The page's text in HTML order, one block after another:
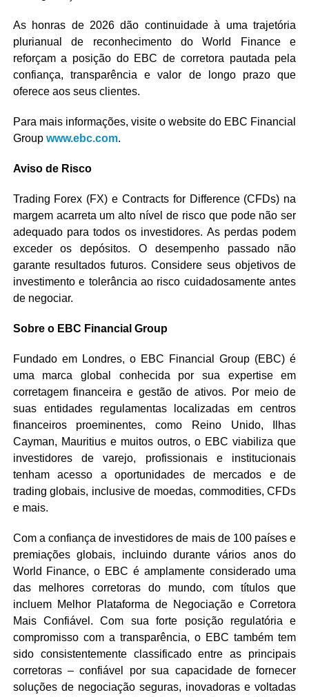
As honras de 2026 dão continuidade à uma trajetória
plurianual de reconhecimento do World Finance e
reforçam a posição do EBC de corretora pautada pela
confiança, transparência e valor de longo prazo que
oferece aos seus clientes.
Para mais informações, visite o website do EBC Financial
Group www.ebc.com.
Aviso de Risco
Trading Forex (FX) e Contracts for Difference (CFDs) na
margem acarreta um alto nível de risco que pode não ser
adequado para todos os investidores. As perdas podem
exceder os depósitos. O desempenho passado não
garante resultados futuros. Considere seus objetivos de
investimento e tolerância ao risco cuidadosamente antes
de negociar.
Sobre o EBC Financial Group
Fundado em Londres, o EBC Financial Group (EBC) é
uma marca global conhecida por sua expertise em
corretagem financeira e gestão de ativos. Por meio de
suas entidades regulamentas localizadas em centros
financeiros proeminentes, como Reino Unido, Ilhas
Cayman, Mauritius e muitos outros, o EBC viabiliza que
investidores de varejo, profissionais e institucionais
tenham acesso a oportunidades de mercados e de
trading globais, inclusive de moedas, commodities, CFDs
e mais.
Com a confiança de investidores de mais de 100 países e
premiações globais, incluindo durante vários anos do
World Finance, o EBC é amplamente considerado uma
das melhores corretoras do mundo, com títulos que
incluem Melhor Plataforma de Negociação e Corretora
Mais Confiável. Com sua forte posição regulatória e
compromisso com a transparência, o EBC também tem
sido consistentemente classificado entre as principais
corretoras – confiável por sua capacidade de fornecer
soluções de negociação seguras, inovadoras e voltadas